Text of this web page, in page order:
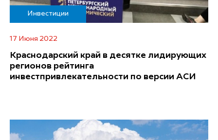
Инвестиции
17 Июня 2022
Краснодарский край в десятке лидирующих
регионов рейтинга
инвестпривлекательности по версии АСИ